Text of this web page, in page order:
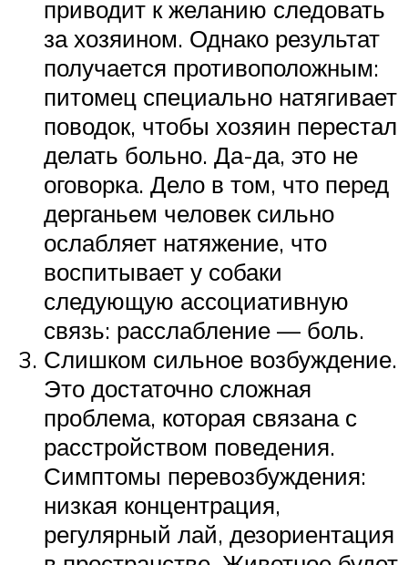
приводит к желанию следовать
за хозяином. Однако результат
получается противоположным:
питомец специально натягивает
поводок, чтобы хозяин перестал
делать больно. Да-да, это не
оговорка. Дело в том, что перед
дерганьем человек сильно
ослабляет натяжение, что
воспитывает у собаки
следующую ассоциативную
связь: расслабление — боль.
Слишком сильное возбуждение.
Это достаточно сложная
проблема, которая связана с
расстройством поведения.
Симптомы перевозбуждения:
низкая концентрация,
регулярный лай, дезориентация